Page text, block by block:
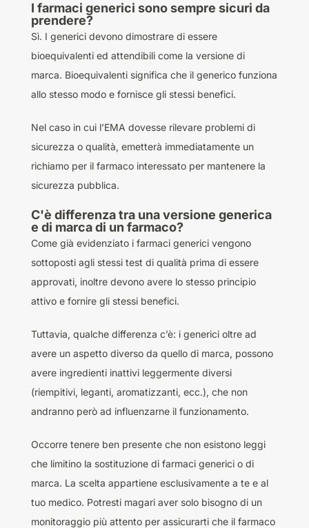
I farmaci generici sono sempre sicuri da
prendere?
Sì. I generici devono dimostrare di essere
bioequivalenti ed attendibili come la versione di
marca. Bioequivalenti significa che il generico funziona
allo stesso modo e fornisce gli stessi benefici.
Nel caso in cui l’EMA dovesse rilevare problemi di
sicurezza o qualità, emetterà immediatamente un
richiamo per il farmaco interessato per mantenere la
sicurezza pubblica.
C'è differenza tra una versione generica
e di marca di un farmaco?
Come già evidenziato i farmaci generici vengono
sottoposti agli stessi test di qualità prima di essere
approvati, inoltre devono avere lo stesso principio
attivo e fornire gli stessi benefici.
Tuttavia, qualche differenza c’è: i generici oltre ad
avere un aspetto diverso da quello di marca, possono
avere ingredienti inattivi leggermente diversi
(riempitivi, leganti, aromatizzanti, ecc.), che non
andranno però ad influenzarne il funzionamento.
Occorre tenere ben presente che non esistono leggi
che limitino la sostituzione di farmaci generici o di
marca. La scelta appartiene esclusivamente a te e al
tuo medico. Potresti magari aver solo bisogno di un
monitoraggio più attento per assicurarti che il farmaco